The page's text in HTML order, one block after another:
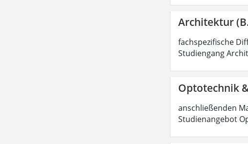
Architektur
fachspezifische
Studiengang
Optotechnik
anschließenden
Studienangebot